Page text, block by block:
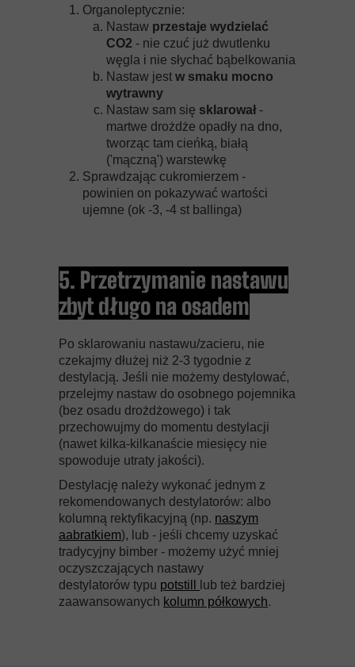
Organoleptycznie:
Nastaw przestaje wydzielać
CO2 - nie czuć już dwutlenku
węgla i nie słychać bąbelkowania
Nastaw jest w smaku mocno
wytrawny
Nastaw sam się sklarował -
martwe drożdże opadły na dno,
tworząc tam cieńką, białą
('mączną') warstewkę
Sprawdzając cukromierzem -
powinien on pokazywać wartości
ujemne (ok -3, -4 st ballinga)
5. Przetrzymanie nastawu
zbyt długo na osadem
Po sklarowaniu nastawu/zacieru, nie
czekajmy dłużej niż 2-3 tygodnie z
destylacją. Jeśli nie możemy destylować,
przelejmy nastaw do osobnego pojemnika
(bez osadu drożdżowego) i tak
przechowujmy do momentu destylacji
(nawet kilka-kilkanaście miesięcy nie
spowoduje utraty jakości).
Destylację należy wykonać jednym z
rekomendowanych destylatorów: albo
kolumną rektyfikacyjną (np. naszym
aabratkiem), lub - jeśli chcemy uzyskać
tradycyjny bimber - możemy użyć mniej
oczyszczających nastawy
destylatorów typu potstill
lub też bardziej
zaawansowanych kolumn półkowych.